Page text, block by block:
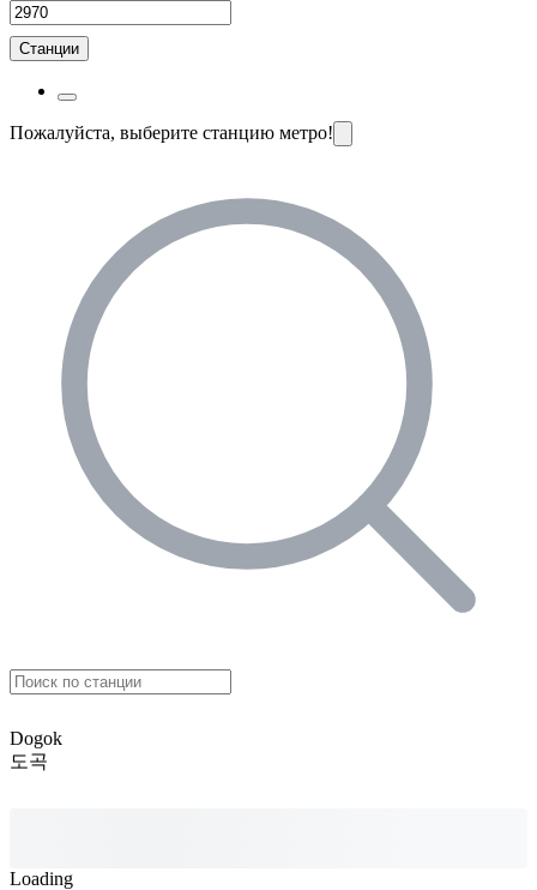
Станции
Пожалуйста, выберите станцию метро!
Dogok
도곡
Loading